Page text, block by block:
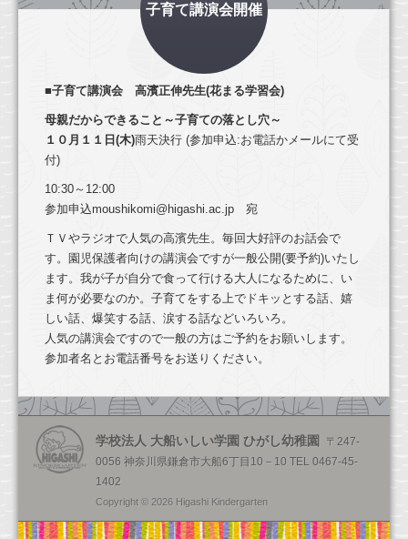
自然
幼稚園のご案内
年間行事
健康・安全・設備
食育
預かり保育
入園のご案内
2026年度満３歳児園児募集要項
入園前のお子様向けプログラム
お問い合わせ
求人情報
子育て講演会開催
します
■子育て講演会 高濱正伸先生(花まる学習会)
母親だからできること～子育ての落とし穴～
１０月１１日(木)雨天決行 (参加申込:お電話かメールにて受
付)
10:30～12:00
参加申込moushikomi@higashi.ac.jp 宛
ＴＶやラジオで人気の高濱先生。毎回大好評のお話会で
す。園児保護者向けの講演会ですが一般公開(要予約)いたし
ます。我が子が自分で食って行ける大人になるために、い
ま何が必要なのか。子育てをする上でドキッとする話、嬉
しい話、爆笑する話、涙する話などいろいろ。
人気の講演会ですので一般の方はご予約をお願いします。
参加者名とお電話番号をお送りください。
学校法人 大船いしい学園 ひがし幼稚園
〒247-
0056 神奈川県鎌倉市大船6丁目10－10 TEL 0467-45-
1402
Copyright © 2026 Higashi Kindergarten